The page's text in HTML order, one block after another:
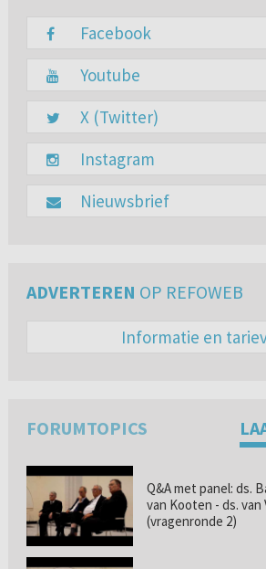
Facebook
Youtube
X (Twitter)
Instagram
Nieuwsbrief
ADVERTEREN OP REFOWEB
Informatie en
FORUMTOPICS
Q&A met panel: ds.
van Kooten - ds. van
(vragenronde 2)